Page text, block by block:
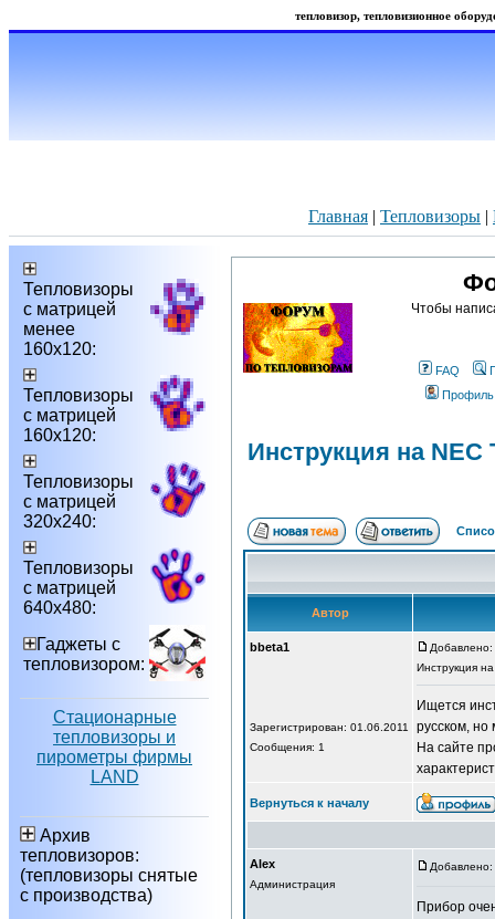
тепловизор, тепловизионное
Главная | Тепловизоры |
Тепловизоры
с матрицей
менее
160х120:
Тепловизоры
с матрицей
160х120:
Тепловизоры
с матрицей
320х240:
Тепловизоры
с матрицей
640х480:
Гаджеты с
тепловизором:
Стационарные
тепловизоры и
пирометры фирмы
LAND
Архив
тепловизоров:
(тепловизоры снятые
с производства)
Чтобы
FAQ
Профиль
Инструкция на NEC
Автор
bbeta1
Зарегистрирован: 01.06.2011
Сообщения: 1
Инструкция
Ищется
русском, но
На сайте
Вернуться к началу
Alex
Администрация
Добавлено:
Прибор